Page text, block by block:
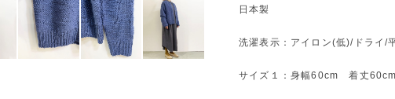
日本製
洗濯表示：アイロン(低)/ドライ/
サイズ１：身幅60cm 着丈